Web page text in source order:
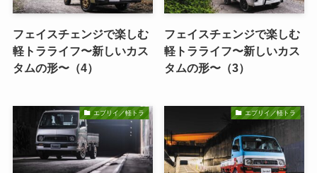
フェイスチェンジで楽しむ
軽トラライフ〜新しいカス
タムの形〜（4）
フェイスチェンジで楽しむ
軽トラライフ〜新しいカス
タムの形〜（3）
エブリイ／軽トラ エブリイ／軽トラ